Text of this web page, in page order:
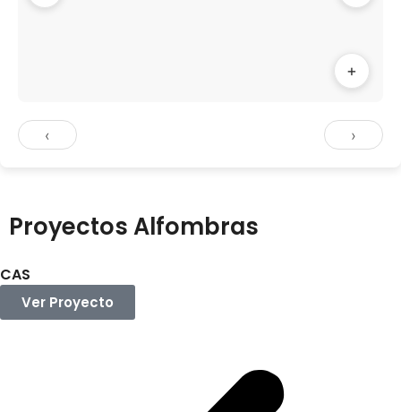
+
‹ ›
Proyectos Alfombras
CAS
Ver Proyecto